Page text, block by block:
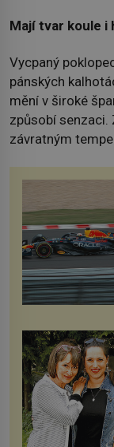
Mají tvar koule i
Vycpaný
pánských
mění v široké
způsobí senzaci.
závratným